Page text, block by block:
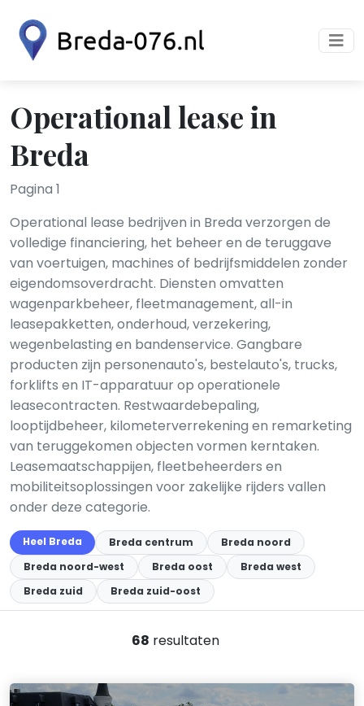
Operational lease in
Breda
Pagina 1
Operational lease bedrijven in Breda verzorgen de
volledige financiering, het beheer en de teruggave
van voertuigen, machines of bedrijfsmiddelen zonder
eigendomsoverdracht. Diensten omvatten
wagenparkbeheer, fleetmanagement, all-in
leasepakketten, onderhoud, verzekering,
wegenbelasting en bandenservice. Gangbare
producten zijn personenauto's, bestelauto's, trucks,
forklifts en IT-apparatuur op operationele
leasecontracten. Restwaardebepaling,
looptijdbeheer, kilometerverrekening en remarketing
van teruggekomen objecten vormen kerntaken.
Leasemaatschappijen, fleetbeheerders en
mobiliteitsoplossingen voor zakelijke rijders vallen
onder deze categorie.
Heel Breda Breda centrum
Breda noord
Breda noord-west
Breda oost
Breda west
Breda zuid
Breda zuid-oost
68 resultaten